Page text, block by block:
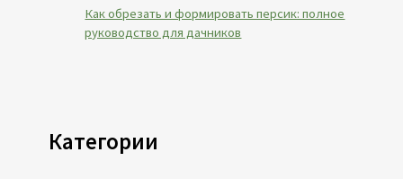
Как обрезать и формировать персик: полное
руководство для дачников
Категории